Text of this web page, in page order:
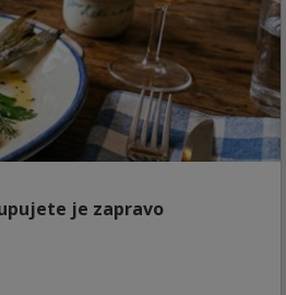
je zapravo